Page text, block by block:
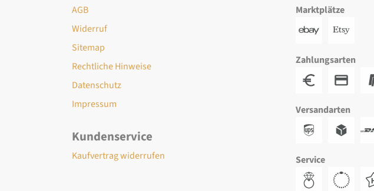
AGB
Widerruf
Sitemap
Rechtliche Hinweise
Datenschutz
Impressum
Kundenservice
Kaufvertrag widerrufen
Marktplätze
Zahlungsarten
Versandarten
Service